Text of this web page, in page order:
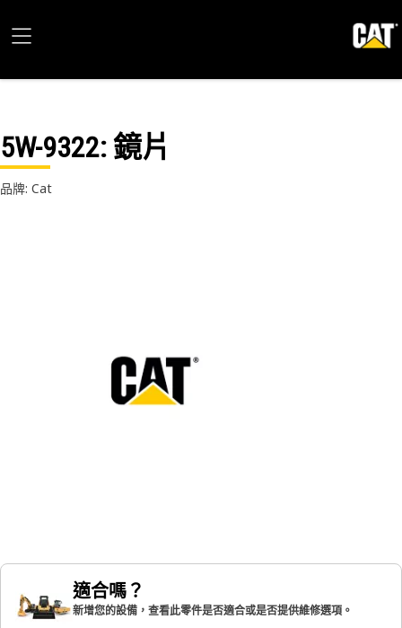
5W-9322: 鏡片
品牌: Cat
適合嗎？
新增您的設備，查看此零件是否適合或是否提供維修選項。